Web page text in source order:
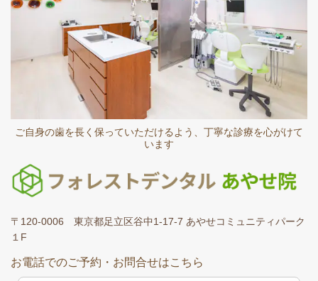
ご自身の歯を長く保っていただけるよう、丁寧な診療を心がけて
います
〒120-0006 東京都足立区谷中1-17-7 あやせコミュニティパーク
１F
お電話でのご予約・お問合せはこちら